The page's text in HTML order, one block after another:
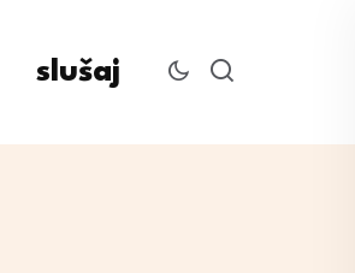
slušaj